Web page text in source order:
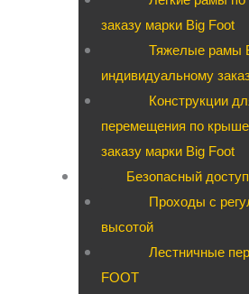
заказу марки Big Foot
Тяжелые рамы
индивидуальному
Конструкции
перемещения по
заказу марки Big Foot
Безопасный доступ
Проходы с
высотой
Лестничные
FOOT